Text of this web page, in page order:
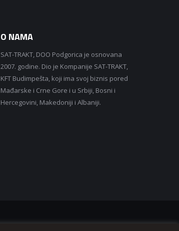
O NAMA
SAT-TRAKT, DOO Podgorica je osnovana
2007. godine. Dio je Kompanije SAT-TRAKT,
KFT Budimpešta, koji ima svoj biznis pored
Mađarske i Crne Gore i u Srbiji, Bosni i
Hercegovini, Makedoniji i Albaniji.